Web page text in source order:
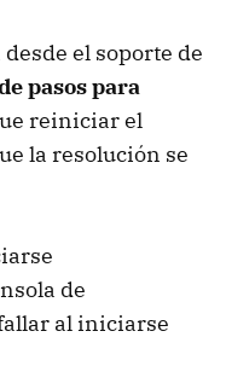
el soporte de
pasos para
reiniciar el
la resolución se
de
al iniciarse